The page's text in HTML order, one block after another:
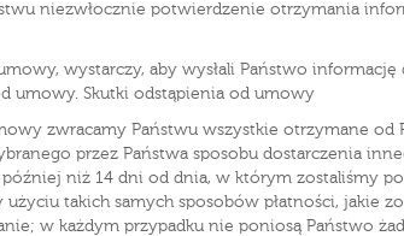
niezwłocznie potwierdzenie otrzymania
wystarczy, aby wysłali Państwo
umowy. Skutki odstąpienia od umowy
zwracamy Państwu wszystkie otrzymane
przez Państwa sposobu dostarczenia
niż 14 dni od dnia, w którym zostaliśmy
takich samych sposobów płatności, jakie
w każdym przypadku nie poniosą Państwo